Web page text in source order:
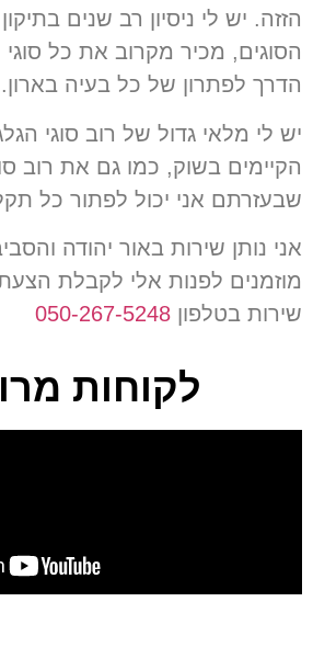
הזזה. יש לי ניסיון רב שנים
הסוגים, מכיר מקרוב את כל
הדרך לפתרון של כל בעיה בארון.
יש לי מלאי גדול של רוב סוגי
הקיימים בשוק, כמו גם את רוב
שבעזרתם אני יכול לפתור כל
אני נותן שירות באור יהודה
מוזמנים לפנות אלי לקבלת
שירות בטלפון
לקוחות